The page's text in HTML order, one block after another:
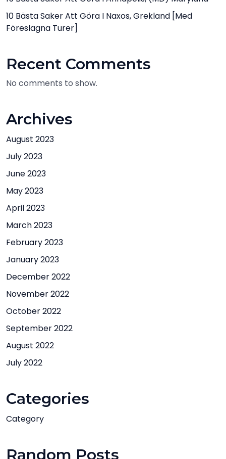
10 Bästa Saker Att Göra I Naxos, Grekland [med
Föreslagna Turer]
Recent Comments
No comments to show.
Archives
August 2023
July 2023
June 2023
May 2023
April 2023
March 2023
February 2023
January 2023
December 2022
November 2022
October 2022
September 2022
August 2022
July 2022
Categories
Category
Random Posts